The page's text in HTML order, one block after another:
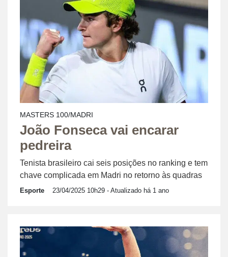
MASTERS 100/MADRI
João Fonseca vai encarar
pedreira
Tenista brasileiro cai seis posições no ranking e tem
chave complicada em Madri no retorno às quadras
Esporte 23/04/2025 10h29 - Atualizado há 1 ano